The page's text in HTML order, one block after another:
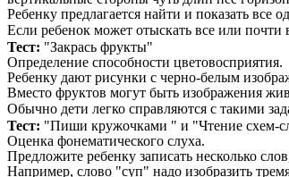
Ребенку предлагается найти и показать
Если ребенок может отыскать все или почти
Тест: "Закрась фрукты"
Определение способности цветовосприятия.
Ребенку дают рисунки с черно-белым
Вместо фруктов могут быть изображения
Обычно дети легко справляются с такими
Тест: "Пиши кружочками " и "Чтение схем-
Оценка фонематического слуха.
Предложите ребенку записать несколько
Например, слово "суп" надо изобразить